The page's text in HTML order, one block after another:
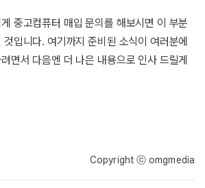
중고컴퓨터 매입 문의를 해보시면 이 부분
입니다. 여기까지 준비된 소식이 여러분에
면서 다음엔 더 나은 내용으로 인사 드릴게
Copyright ⓒ omgmedia